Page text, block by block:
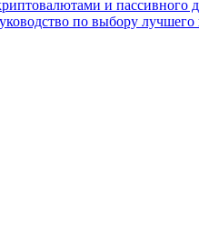
и пассивного
по выбору